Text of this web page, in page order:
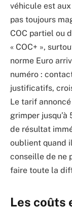
véhicule est aux
pas toujours
COC partiel ou
« COC+ »,
norme Euro
numéro :
justificatifs,
Le tarif
grimper
de résultat
oublient quand
conseille de ne
faire toute la
Les coûts